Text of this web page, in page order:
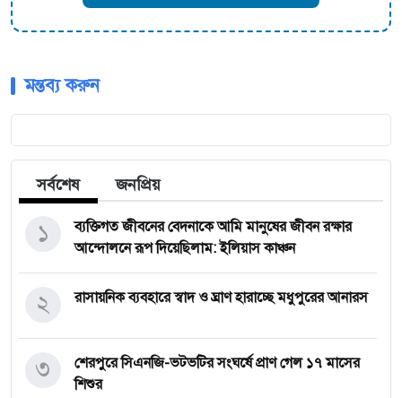
মন্তব্য করুন
সর্বশেষ জনপ্রিয়
ব্যক্তিগত জীবনের বেদনাকে আমি মানুষের জীবন রক্ষার
আন্দোলনে রূপ দিয়েছিলাম: ইলিয়াস কাঞ্চন
১
রাসায়নিক ব্যবহারে স্বাদ ও ঘ্রাণ হারাচ্ছে মধুপুরের আনারস
২
শেরপুরে সিএনজি-ভটভটির সংঘর্ষে প্রাণ গেল ১৭ মাসের
শিশুর
৩